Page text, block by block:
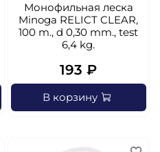
Монофильная леска
Minoga RELICT CLEAR,
100 m., d 0,30 mm., test
6,4 kg.
193 ₽
В корзину